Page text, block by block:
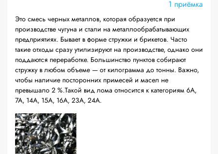
1 приёмка
Это смесь черных металлов, которая образуется при
производстве чугуна и стали на металлообрабатывающих
предприятиях. Бывает в форме стружки и брикетов. Часто
такие отходы сразу утилизируют на производстве, однако они
поддаются переработке. Большинство пунктов собирают
стружку в любом объеме — от килограмма до тонны. Важно,
чтобы наличие посторонних примесей и масел не
превышало 2 %.Такой вид лома относится к категориям 6А,
7А, 14А, 15А, 16А, 23А, 24А.